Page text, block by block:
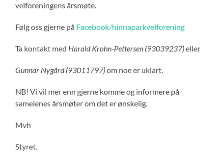
velforeningens årsmøte.
Følg oss gjerne på Facebook/hinnaparkvelforening
Ta kontakt med Harald Krohn-Pettersen (93039237)eller
Gunnar Nygård (93011797)om noe er uklart.
NB! Vi vil mer enn gjerne komme og informere på
sameienes årsmøter om det er ønskelig.
Mvh
Styret.